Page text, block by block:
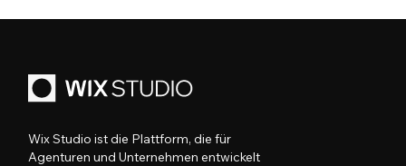
Wix Studio ist die Plattform, die für
Agenturen und Unternehmen entwickelt